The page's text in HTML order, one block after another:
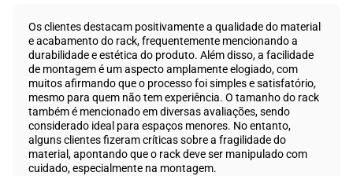
Os clientes destacam positivamente a qualidade do material
e acabamento do rack, frequentemente mencionando a
durabilidade e estética do produto. Além disso, a facilidade
de montagem é um aspecto amplamente elogiado, com
muitos afirmando que o processo foi simples e satisfatório,
mesmo para quem não tem experiência. O tamanho do rack
também é mencionado em diversas avaliações, sendo
considerado ideal para espaços menores. No entanto,
alguns clientes fizeram críticas sobre a fragilidade do
material, apontando que o rack deve ser manipulado com
cuidado, especialmente na montagem.